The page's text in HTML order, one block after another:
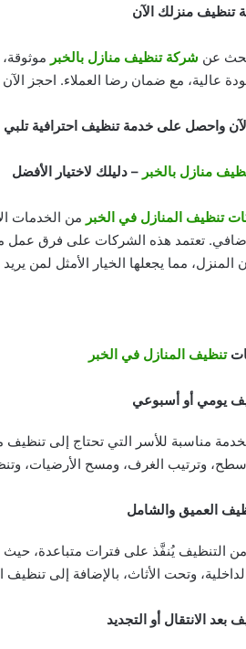
تنظيف منزلك الآن
عن شركة تنظيف منازل بالخبر
عالية، مع ضمان رضا العملاء. احجز
واحصل على خدمة تنظيف احترافية تلبي
منازل بالخبر – دليلك لاختيار الأفضل
تنظيف المنازل في الخبر من الخدمات
تعتمد هذه الشركات على فرق عمل
المنزل، مما يجعلها الخيار الأمثل لمن
تنظيف المنازل في الخبر
يومي أو أسبوعي
مناسبة للأسر التي تحتاج إلى
وترتيب الغرف، ومسح الأرضيات،
العميق والشامل
من التنظيف يُنفَّذ على فترات متباعدة، حيث
وتحت الأثاث، بالإضافة إلى
بعد الانتقال أو التجديد